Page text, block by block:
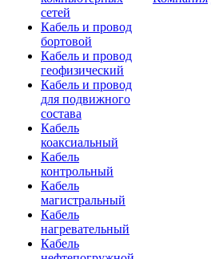
сетей
Кабель и провод
бортовой
Кабель и провод
геофизический
Кабель и провод
для подвижного
состава
Кабель
коаксиальный
Кабель
контрольный
Кабель
магистральный
Кабель
нагревательный
Кабель